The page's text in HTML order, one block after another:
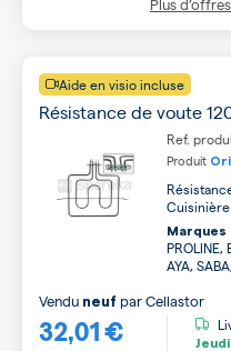
Plus
Aide en visio incluse
Résistance de voute
Ref.
Produit
Cuisinière
Marques
PROLINE,
AYA,
32,01 €
Vendu neuf parCellastor
Jeudi